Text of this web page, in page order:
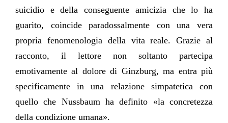
suicidio e della conseguente amicizia che lo ha
guarito, coincide paradossalmente con una vera
propria fenomenologia della vita reale. Grazie al
racconto, il lettore non soltanto partecipa
emotivamente al dolore di Ginzburg, ma entra più
specificamente in una relazione simpatetica con
quello che Nussbaum ha definito «la concretezza
della condizione umana».